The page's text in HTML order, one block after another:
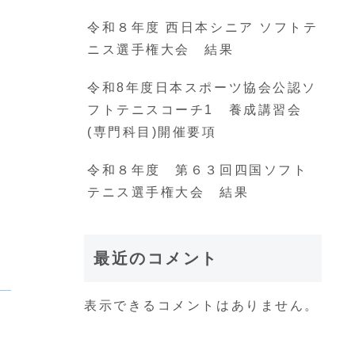
令和８年度 西日本シニア ソフトテ
ニス選手権大会 結果
令和8年度日本スポーツ協会公認ソ
フトテニスコーチ1 養成講習会
(専門科目)開催要項
令和８年度 第６３回四国ソフト
テニス選手権大会 結果
最近のコメント
表示できるコメントはありません。